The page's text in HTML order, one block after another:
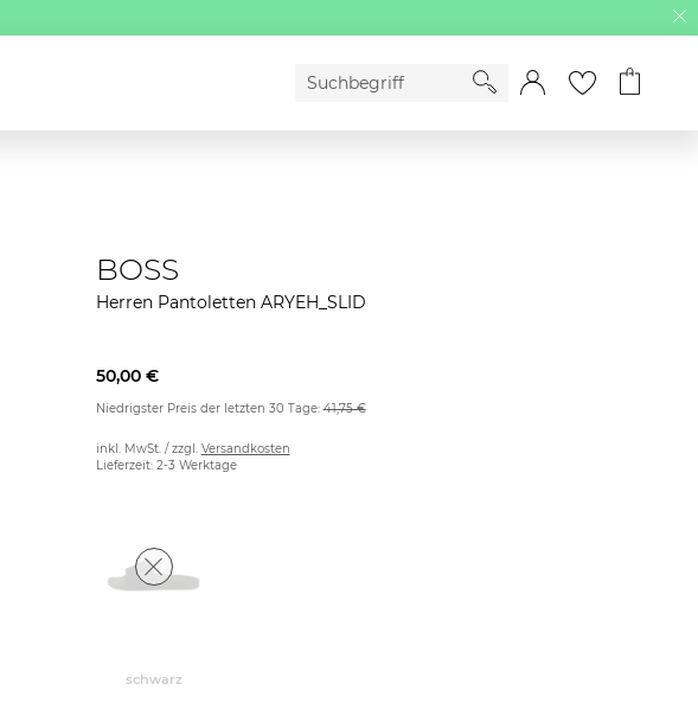
BOSS
Herren Pantoletten ARYEH_SLID
50,00 €
Niedrigster Preis der letzten 30 Tage:41,75 €
inkl. MwSt. / zzgl. Versandkosten
Lieferzeit: 2-3 Werktage
schwarz